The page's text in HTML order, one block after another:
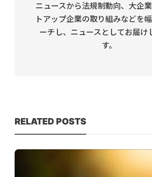
ニュースから法規制動向、大企
トアップ企業の取り組みなどを
ーチし、ニュースとしてお届け
す。
RELATED POSTS